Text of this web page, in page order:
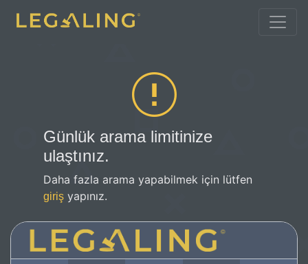
Günlük arama limitinize
ulaştınız.
Daha fazla arama yapabilmek için lütfen
giriş yapınız.